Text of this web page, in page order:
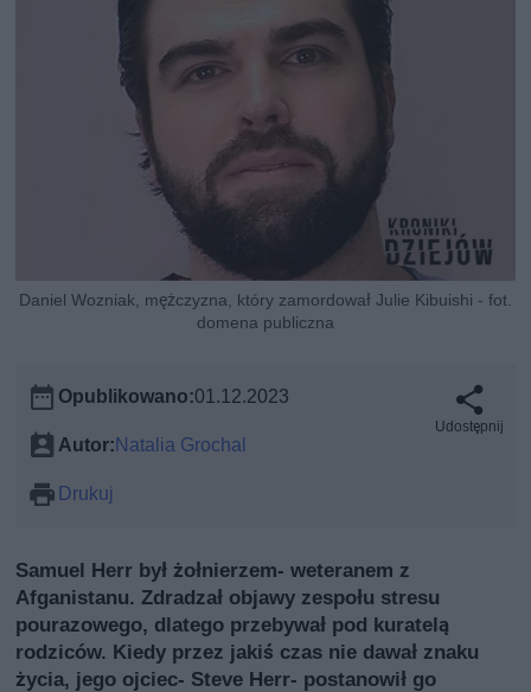
Daniel Wozniak, mężczyzna, który zamordował Julie Kibuishi - fot.
domena publiczna
Opublikowano:01.12.2023
Autor:Natalia Grochal
Drukuj
Udostępnij
Samuel Herr był żołnierzem- weteranem z
Afganistanu. Zdradzał objawy zespołu stresu
pourazowego, dlatego przebywał pod kuratelą
rodziców. Kiedy przez jakiś czas nie dawał znaku
życia, jego ojciec- Steve Herr- postanowił go